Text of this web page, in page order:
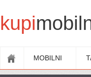
kupi
MOBILNI